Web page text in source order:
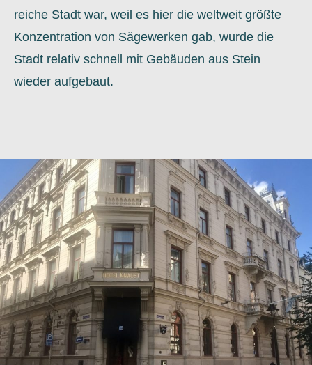
reiche Stadt war, weil es hier die weltweit größte
Konzentration von Sägewerken gab, wurde die
Stadt relativ schnell mit Gebäuden aus Stein
wieder aufgebaut.